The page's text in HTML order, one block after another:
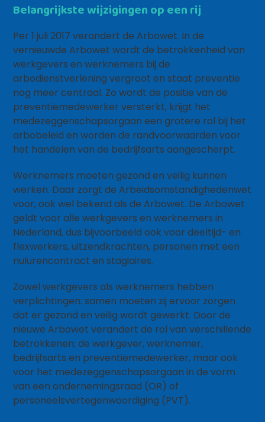
Belangrijkste wijzigingen op een rij
Per 1 juli 2017 verandert de Arbowet. In de
vernieuwde Arbowet wordt de betrokkenheid van
werkgevers en werknemers bij de
arbodienstverlening vergroot en staat preventie
nog meer centraal. Zo wordt de positie van de
preventiemedewerker versterkt, krijgt het
medezeggenschapsorgaan een grotere rol bij het
arbobeleid en worden de randvoorwaarden voor
het handelen van de bedrijfsarts aangescherpt.
Werknemers moeten gezond en veilig kunnen
werken. Daar zorgt de Arbeidsomstandighedenwet
voor, ook wel bekend als de Arbowet. De Arbowet
geldt voor alle werkgevers en werknemers in
Nederland, dus bijvoorbeeld ook voor deeltijd- en
flexwerkers, uitzendkrachten, personen met een
nulurencontract en stagiaires.
Zowel werkgevers als werknemers hebben
verplichtingen: samen moeten zij ervoor zorgen
dat er gezond en veilig wordt gewerkt. Door de
nieuwe Arbowet verandert de rol van verschillende
betrokkenen; de werkgever, werknemer,
bedrijfsarts en preventiemedewerker, maar ook
voor het medezeggenschapsorgaan in de vorm
van een ondernemingsraad (OR) of
personeelsvertegenwoordiging (PVT).